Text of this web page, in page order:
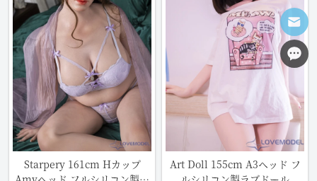
Starpery 161cm Hカップ
Art Doll 155cm A3ヘッド フ